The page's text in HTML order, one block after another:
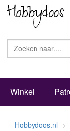
Winkel
Hobbydoos.nl